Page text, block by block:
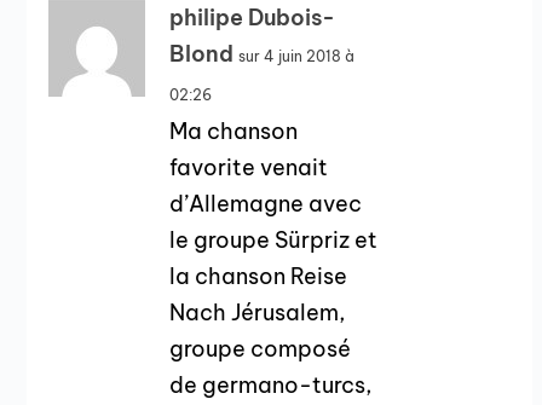
philipe Dubois-
Blond sur 4 juin 2018 à
02:26
Ma chanson
favorite venait
d’Allemagne avec
le groupe Sürpriz et
la chanson Reise
Nach Jérusalem,
groupe composé
de germano-turcs,